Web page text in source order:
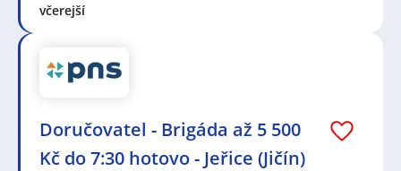
včerejší
Doručovatel - Brigáda až 5 500
Kč do 7:30 hotovo - Jeřice (Jičín)